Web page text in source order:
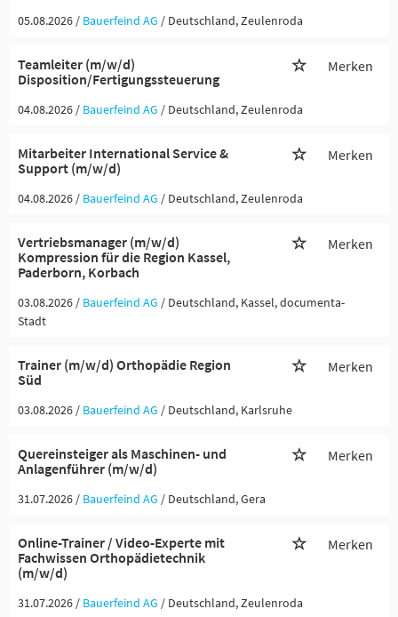
05.08.2026 / Bauerfeind AG / Deutschland, Zeulenroda
Teamleiter (m/w/d)
Disposition/Fertigungssteuerung
Merken
04.08.2026 / Bauerfeind AG / Deutschland, Zeulenroda
Mitarbeiter International Service &
Support (m/w/d)
Merken
04.08.2026 / Bauerfeind AG / Deutschland, Zeulenroda
Vertriebsmanager (m/w/d)
Kompression für die Region Kassel,
Paderborn, Korbach
Merken
03.08.2026 / Bauerfeind AG / Deutschland, Kassel, documenta-
Stadt
Trainer (m/w/d) Orthopädie Region
Süd
Merken
03.08.2026 / Bauerfeind AG / Deutschland, Karlsruhe
Quereinsteiger als Maschinen- und
Anlagenführer (m/w/d)
Merken
31.07.2026 / Bauerfeind AG / Deutschland, Gera
Online-Trainer / Video-Experte mit
Fachwissen Orthopädietechnik
(m/w/d)
Merken
31.07.2026 / Bauerfeind AG / Deutschland, Zeulenroda